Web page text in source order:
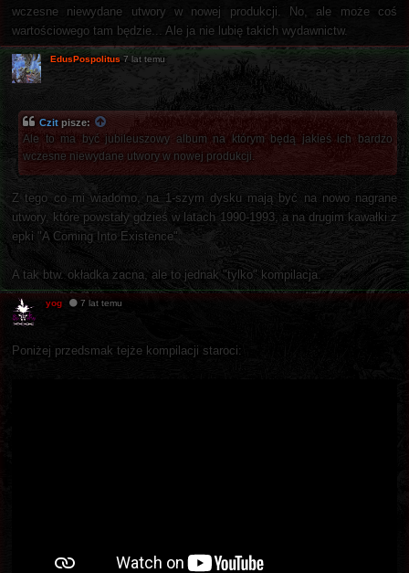
wczesne niewydane utwory w nowej produkcji. No, ale może coś
wartościowego tam będzie... Ale ja nie lubię takich wydawnictw.
EdusPospolitus 7 lat temu
Czit pisze:
Ale to ma być jubileuszowy album na którym będą jakieś ich bardzo
wczesne niewydane utwory w nowej produkcji.
Z tego co mi wiadomo, na 1-szym dysku mają być na nowo nagrane
utwory, które powstały gdzieś w latach 1990-1993, a na drugim kawałki z
epki "A Coming Into Existence".
A tak btw. okładka zacna, ale to jednak "tylko" kompilacja.
yog 7 lat temu
Poniżej przedsmak tejże kompilacji staroci: